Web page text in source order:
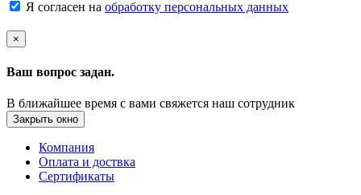
Я согласен на обработку персональных данных
×
Ваш вопрос задан.
В ближайшее время с вами свяжется наш сотрудник
Закрыть окно
Компания
Оплата и доствка
Сертификаты